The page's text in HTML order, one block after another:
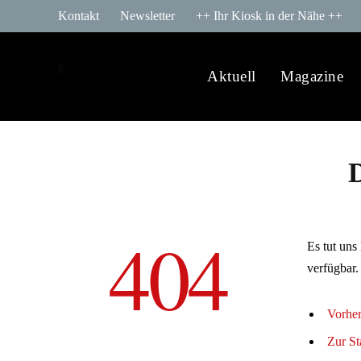
Kontakt Newsletter ++ Ihr Kiosk in der Nähe ++
Aktuell Magazine
404
Es tut
verfügbar.
Zur